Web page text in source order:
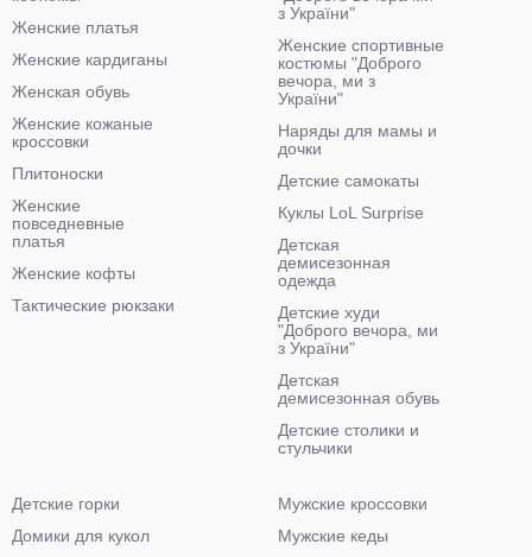
Женские платья
Женские кардиганы
Женская обувь
Женские кожаные
кроссовки
Плитоноски
Женские
повседневные
платья
Женские кофты
Тактические рюкзаки
з України"
Женские спортивные
костюмы "Доброго
вечора, ми з
України"
Наряды для мамы и
дочки
Детские самокаты
Куклы LoL Surprise
Детская
демисезонная
одежда
Детские худи
"Доброго вечора, ми
з України"
Детская
демисезонная обувь
Детские столики и
стульчики
Детские горки
Домики для кукол
Мужские кроссовки
Мужские кеды